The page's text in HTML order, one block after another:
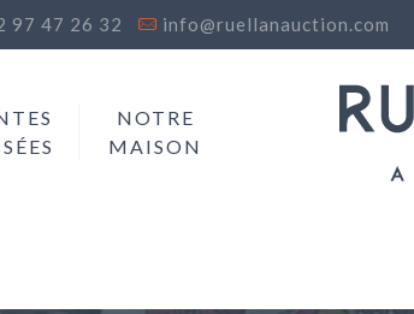
97 47 26 32 info@ruellanauction.com
NOTRE
MAISON